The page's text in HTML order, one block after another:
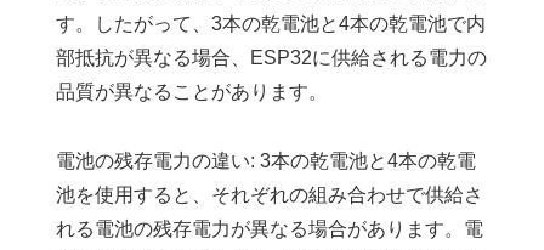
す。したがって、3本の乾電池と4本の乾電池で内
部抵抗が異なる場合、ESP32に供給される電力の
品質が異なることがあります。
電池の残存電力の違い: 3本の乾電池と4本の乾電
池を使用すると、それぞれの組み合わせで供給さ
れる電池の残存電力が異なる場合があります。電